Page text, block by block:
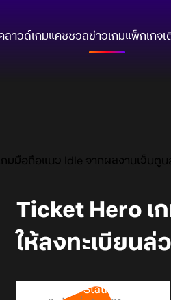
ลาวด์เกมแคชชวลข่าวเกมแพ็กเกจเ
มมือถือแนว Idle จากผลงานเว็บตู
Ticket Hero เ
ให้ลงทะเบียน
Online Station